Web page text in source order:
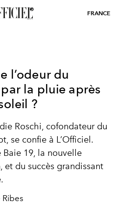
FRANCE
l’odeur du
la pluie après
?
Roschi, cofondateur du
se confie à L’Officiel.
Baie 19, la nouvelle
et du succès grandissant